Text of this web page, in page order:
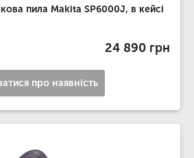
пила Makita SP6000J, в кейсі
24 890 грн
про наявність